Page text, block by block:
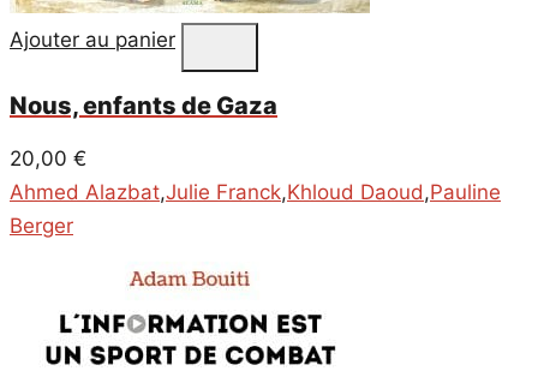
Ajouter au panier
Nous, enfants de Gaza
20,00 €
Ahmed Alazbat,Julie Franck,Khloud Daoud,Pauline
Berger